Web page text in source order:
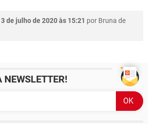
3 de julho de 2020 às 15:21 por Bruna de
NEWSLETTER!